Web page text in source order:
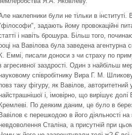
наклепники були не тільки в інституті.
задають йому провокаційні
і навіть брошура. Більш того,
на Вавілова була заведена агентурна
К. Еммі, писали доноси з чи страху по
агресивної заздрості. Один з найбільш
співробітнику Вира Г. М.
таку фігуру, як Вавілов,
і, імовірно, що вирішує
Кремлеві. По деяким даним, це було в
Вавілов є перешкодою в його діяльності
Сталіна, а присутній при